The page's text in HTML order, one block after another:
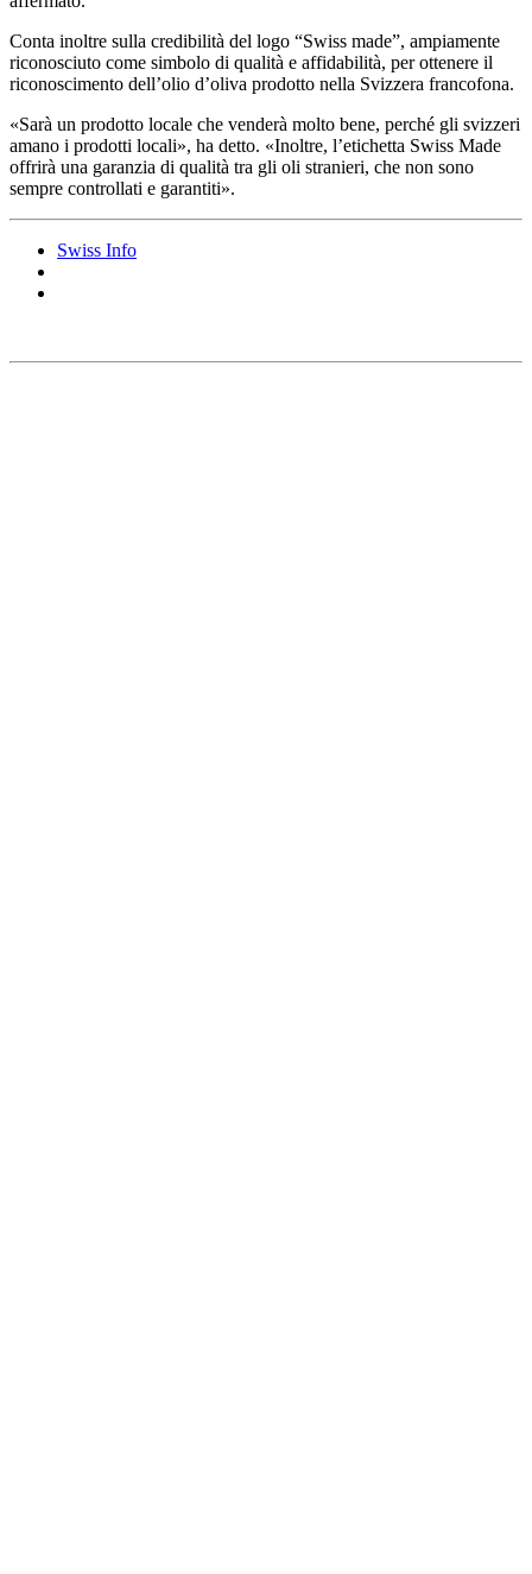
Conta inoltre sulla credibilità del logo “Swiss made”, ampiamente
riconosciuto come simbolo di qualità e affidabilità, per ottenere il
riconoscimento dell’olio d’oliva prodotto nella Svizzera francofona.
«Sarà un prodotto locale che venderà molto bene, perché gli svizzeri
amano i prodotti locali», ha detto. «Inoltre, l’etichetta Swiss Made
offrirà una garanzia di qualità tra gli oli stranieri, che non sono
sempre controllati e garantiti».
Swiss Info